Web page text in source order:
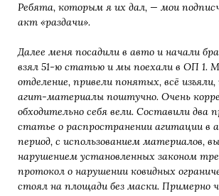
Ребята, которым я их дал, — мои
акт «раздачи».
Далее меня посадили в авто и начали
взял 51-ю статью и мы поехали в ОП 1.
отделение, привели понятых, всё
агит-материалы поштучно. Очень
обходительно себя вели. Составили два
статье о распространении агитации в
период, с использованием материалов,
нарушением установленных законом
протокол о нарушении ковидных
стоял на площади без маски. Примерно